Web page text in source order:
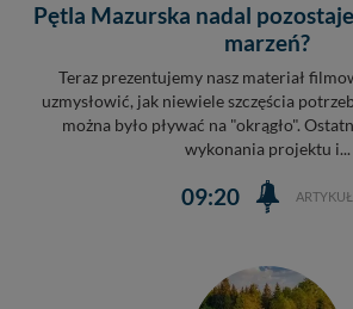
Pętla Mazurska nadal
marzeń?
Teraz prezentujemy nasz materiał
uzmysłowić, jak niewiele szczęścia
można było pływać na "okrągło".
wykonania projektu i...
09:20 ARTYKUŁ